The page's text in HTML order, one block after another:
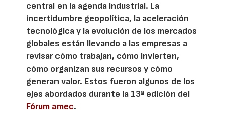
central en la agenda industrial. La
incertidumbre geopolítica, la aceleración
tecnológica y la evolución de los mercados
globales están llevando a las empresas a
revisar cómo trabajan, cómo invierten,
cómo organizan sus recursos y cómo
generan valor. Estos fueron algunos de los
ejes abordados durante la 13ª edición del
Fórum amec.